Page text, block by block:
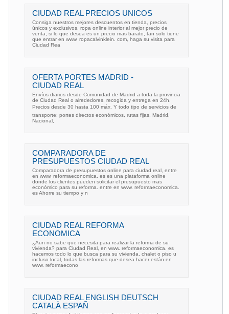
CIUDAD REAL PRECIOS UNICOS
Consiga nuestros mejores descuentos en tienda, precios
únicos y exclusivos, ropa online interior al mejor precio de
venta, si lo que desea es un precio mas barato, tan solo tiene
que entrar en www. ropacalvinklein. com, haga su visita para
Ciudad Rea
OFERTA PORTES MADRID -
CIUDAD REAL
Envíos diarios desde Comunidad de Madrid a toda la provincia
de Ciudad Real o alrededores, recogida y entrega en 24h.
Precios desde 30 hasta 100 máx. Y todo tipo de servicios de
transporte: portes directos económicos, rutas fijas, Madrid,
Nacional,
COMPARADORA DE
PRESUPUESTOS CIUDAD REAL
Comparadora de presupuestos online para ciudad real, entre
en www. reformaeconomica. es es una plataforma online
donde los clientes pueden solicitar el presupuesto mas
económico para su reforma. entre en www. reformaeconomica.
es Ahorre su tiempo y n
CIUDAD REAL REFORMA
ECONOMICA
¿Aun no sabe que necesita para realizar la reforma de su
vivienda? para Ciudad Real, en www. reformaeconomica. es
hacemos todo lo que busca para su vivienda, chalet o piso u
incluso local, todas las reformas que desea hacer están en
www. reformaecono
CIUDAD REAL ENGLISH DEUTSCH
CATALÀ ESPAÑ